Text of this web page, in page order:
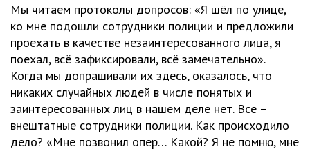
Мы читаем протоколы допросов: «Я шёл по улице,
ко мне подошли сотрудники полиции и предложили
проехать в качестве незаинтересованного лица, я
поехал, всё зафиксировали, всё замечательно».
Когда мы допрашивали их здесь, оказалось, что
никаких случайных людей в числе понятых и
заинтересованных лиц в нашем деле нет. Все –
внештатные сотрудники полиции. Как происходило
дело? «Мне позвонил опер… Какой? Я не помню, мне